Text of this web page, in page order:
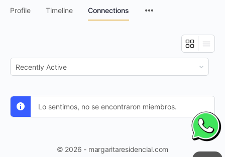
Profile Timeline Connections
Show:
Lo sentimos, no se encontraron miembros.
© 2026 - margaritaresidencial.com